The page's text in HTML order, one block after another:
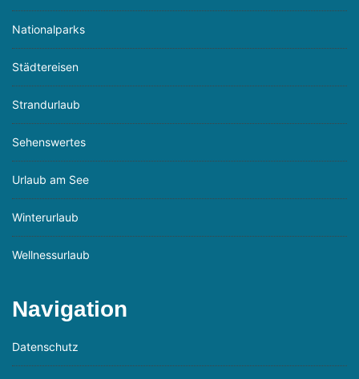
Nationalparks
Städtereisen
Strandurlaub
Sehenswertes
Urlaub am See
Winterurlaub
Wellnessurlaub
Navigation
Datenschutz